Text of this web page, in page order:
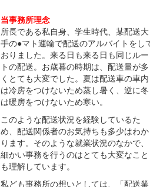
当事務所理念
所長である私自身、学生時代、某配送大
手の●マト運輸で配送のアルバイトをし
おりました。来る日も来る日も同じルー
トの配送。お歳暮の時期は、配送量が多
くとても大変でした。夏は配送車の車内
は冷房をつけないため蒸し暑く、逆に冬
は暖房をつけないため寒い。
このような配送状況を経験しているた
め、配送関係者のお気持ちも多少はわか
ります。そのような就業状況のなかで、
細かい事務を行うのはとても大変なこと
も理解しています。
私ども事務所の想いとしては、「配送業